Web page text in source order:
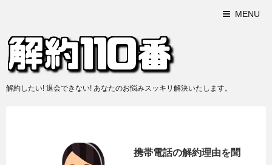
MENU
解約したい! 退会できない! あなたのお悩みスッキリ解決いたします。
携帯電話の解約理由を聞